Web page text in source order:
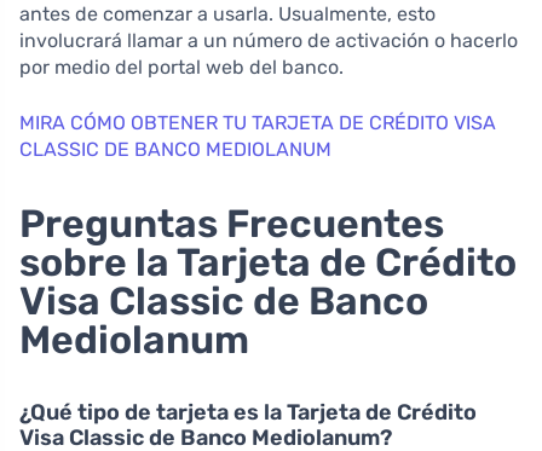
antes de comenzar a usarla. Usualmente, esto
involucrará llamar a un número de activación o hacerlo
por medio del portal web del banco.
MIRA CÓMO OBTENER TU TARJETA DE CRÉDITO VISA
CLASSIC DE BANCO MEDIOLANUM
Preguntas Frecuentes
sobre la Tarjeta de Crédito
Visa Classic de Banco
Mediolanum
¿Qué tipo de tarjeta es la Tarjeta de Crédito
Visa Classic de Banco Mediolanum?